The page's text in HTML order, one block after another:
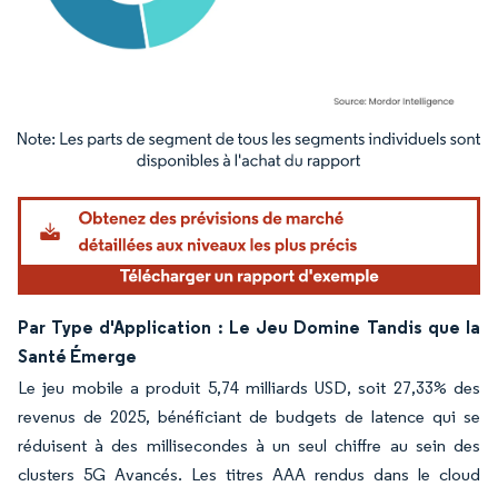
Image © Mordor Intelligence. La réutilisation nécessite une attribution sous CC BY
Par Type d'Application : Le Jeu Domine Tandis que la
Santé Émerge
Le jeu mobile a produit 5,74 milliards USD, soit 27,33% des
revenus de 2025, bénéficiant de budgets de latence qui se
réduisent à des millisecondes à un seul chiffre au sein des
clusters 5G Avancés. Les titres AAA rendus dans le cloud